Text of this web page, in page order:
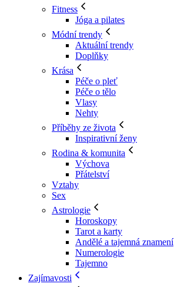
Fitness
Jóga a pilates
Módní trendy
Aktuální trendy
Doplňky
Krása
Péče o pleť
Péče o tělo
Vlasy
Nehty
Příběhy ze života
Inspirativní ženy
Rodina & komunita
Výchova
Přátelství
Vztahy
Sex
Astrologie
Horoskopy
Tarot a karty
Andělé a tajemná znamení
Numerologie
Tajemno
Zajímavosti